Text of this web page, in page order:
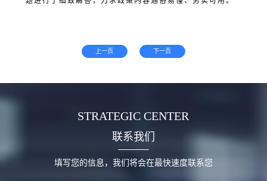
上一页 下一页
STRATEGIC CENTER
联系我们
填写您的信息，我们将会在最快速度联系您